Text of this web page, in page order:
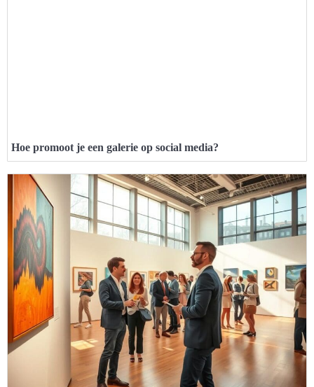
Hoe promoot je een galerie op social media?